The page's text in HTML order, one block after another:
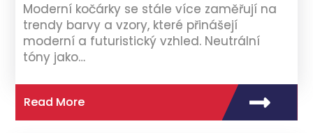
Moderní kočárky se stále více zaměřují na
trendy barvy a vzory, které přinášejí
moderní a futuristický vzhled. Neutrální
tóny jako…
Read More